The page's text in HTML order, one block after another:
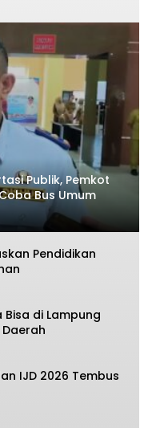
Publik, Pemkot
Bus Umum
Pendidikan
di Lampung
IJD 2026 Tembus